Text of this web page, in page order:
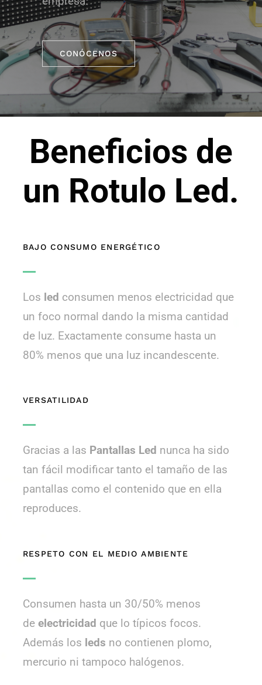
CONÓCENOS
Beneficios de
un Rotulo Led.
BAJO CONSUMO ENERGÉTICO
Los led consumen menos electricidad que
un foco normal dando la misma cantidad
de luz. Exactamente consume hasta un
80% menos que una luz incandescente.
VERSATILIDAD
Gracias a las Pantallas Led nunca ha sido
tan fácil modificar tanto el tamaño de las
pantallas como el contenido que en ella
reproduces.
RESPETO CON EL MEDIO AMBIENTE
Consumen hasta un 30/50% menos
de electricidad que lo típicos focos.
Además los leds no contienen plomo,
mercurio ni tampoco halógenos.